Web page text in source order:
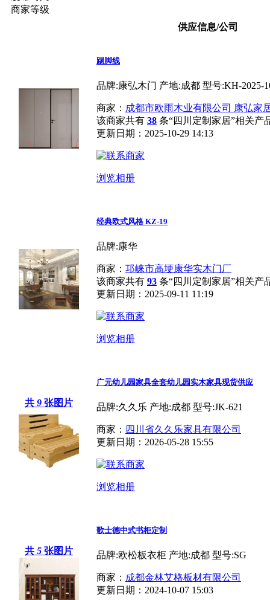
商家等级
供应信息/公司
踢脚线
品牌:康弘木门 产地:成都 型号:KH-2025-
商家： 成都市欧雨木业有限公司 康弘家
该商家共有 38 条“四川定制家居”相关产
更新日期：2025-10-29 14:13
浏览相册
经典欧式风格 KZ-19
品牌:康华
商家： 邛崃市高埂康华实木门厂
该商家共有 93 条“四川定制家居”相关产
更新日期：2025-09-11 11:19
浏览相册
共 9 张图片
广元幼儿园家具全套幼儿园实木家具现货供应
品牌:久久乐 产地:成都 型号:JK-621
商家： 四川省久久乐家具有限公司
更新日期：2026-05-28 15:55
浏览相册
共 5 张图片
歌士德中式书柜定制
品牌:欧松板衣柜 产地:成都 型号:SG
商家： 成都金林艾格板材有限公司
更新日期：2024-10-07 15:03